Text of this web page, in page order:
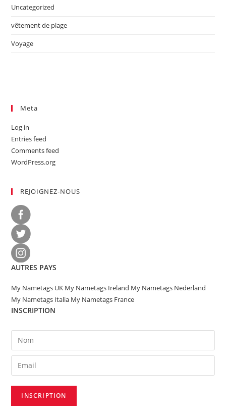
Uncategorized
vêtement de plage
Voyage
Meta
Log in
Entries feed
Comments feed
WordPress.org
REJOIGNEZ-NOUS
AUTRES PAYS
My Nametags UK My Nametags Ireland My Nametags Nederland
My Nametags Italia My Nametags France
INSCRIPTION